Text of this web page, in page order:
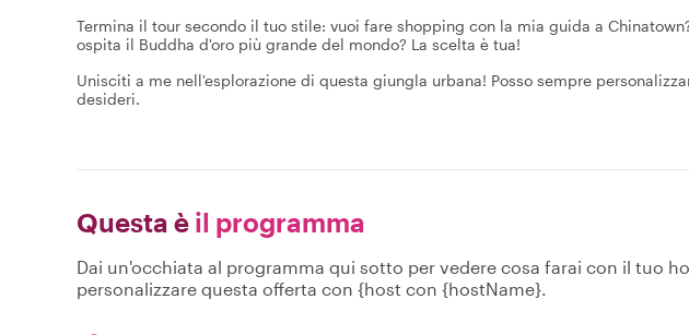
Termina il tour secondo il tuo stile: vuoi fare shopping con la mia guida a
ospita il Buddha d'oro più grande del mondo? La scelta è tua!
Unisciti a me nell'esplorazione di questa giungla urbana! Posso sempre
desideri.
Questa è il programma
Dai un'occhiata al programma qui sotto per vedere cosa farai con il tuo
personalizzare questa offerta con {host con {hostName}.